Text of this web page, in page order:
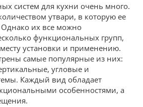
систем для кухни очень много.
утвари, в которую ее
их все можно
функциональных групп,
установки и применению.
самые популярные из них:
угловые и
Каждый вид обладает
особенностями, а